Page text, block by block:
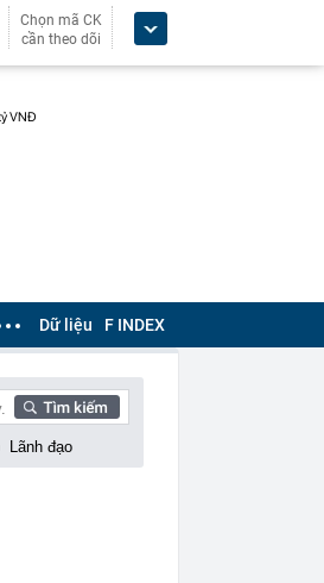
Chọn mã CK
cần theo dõi
Dữ liệu F INDEX
Lãnh đạo